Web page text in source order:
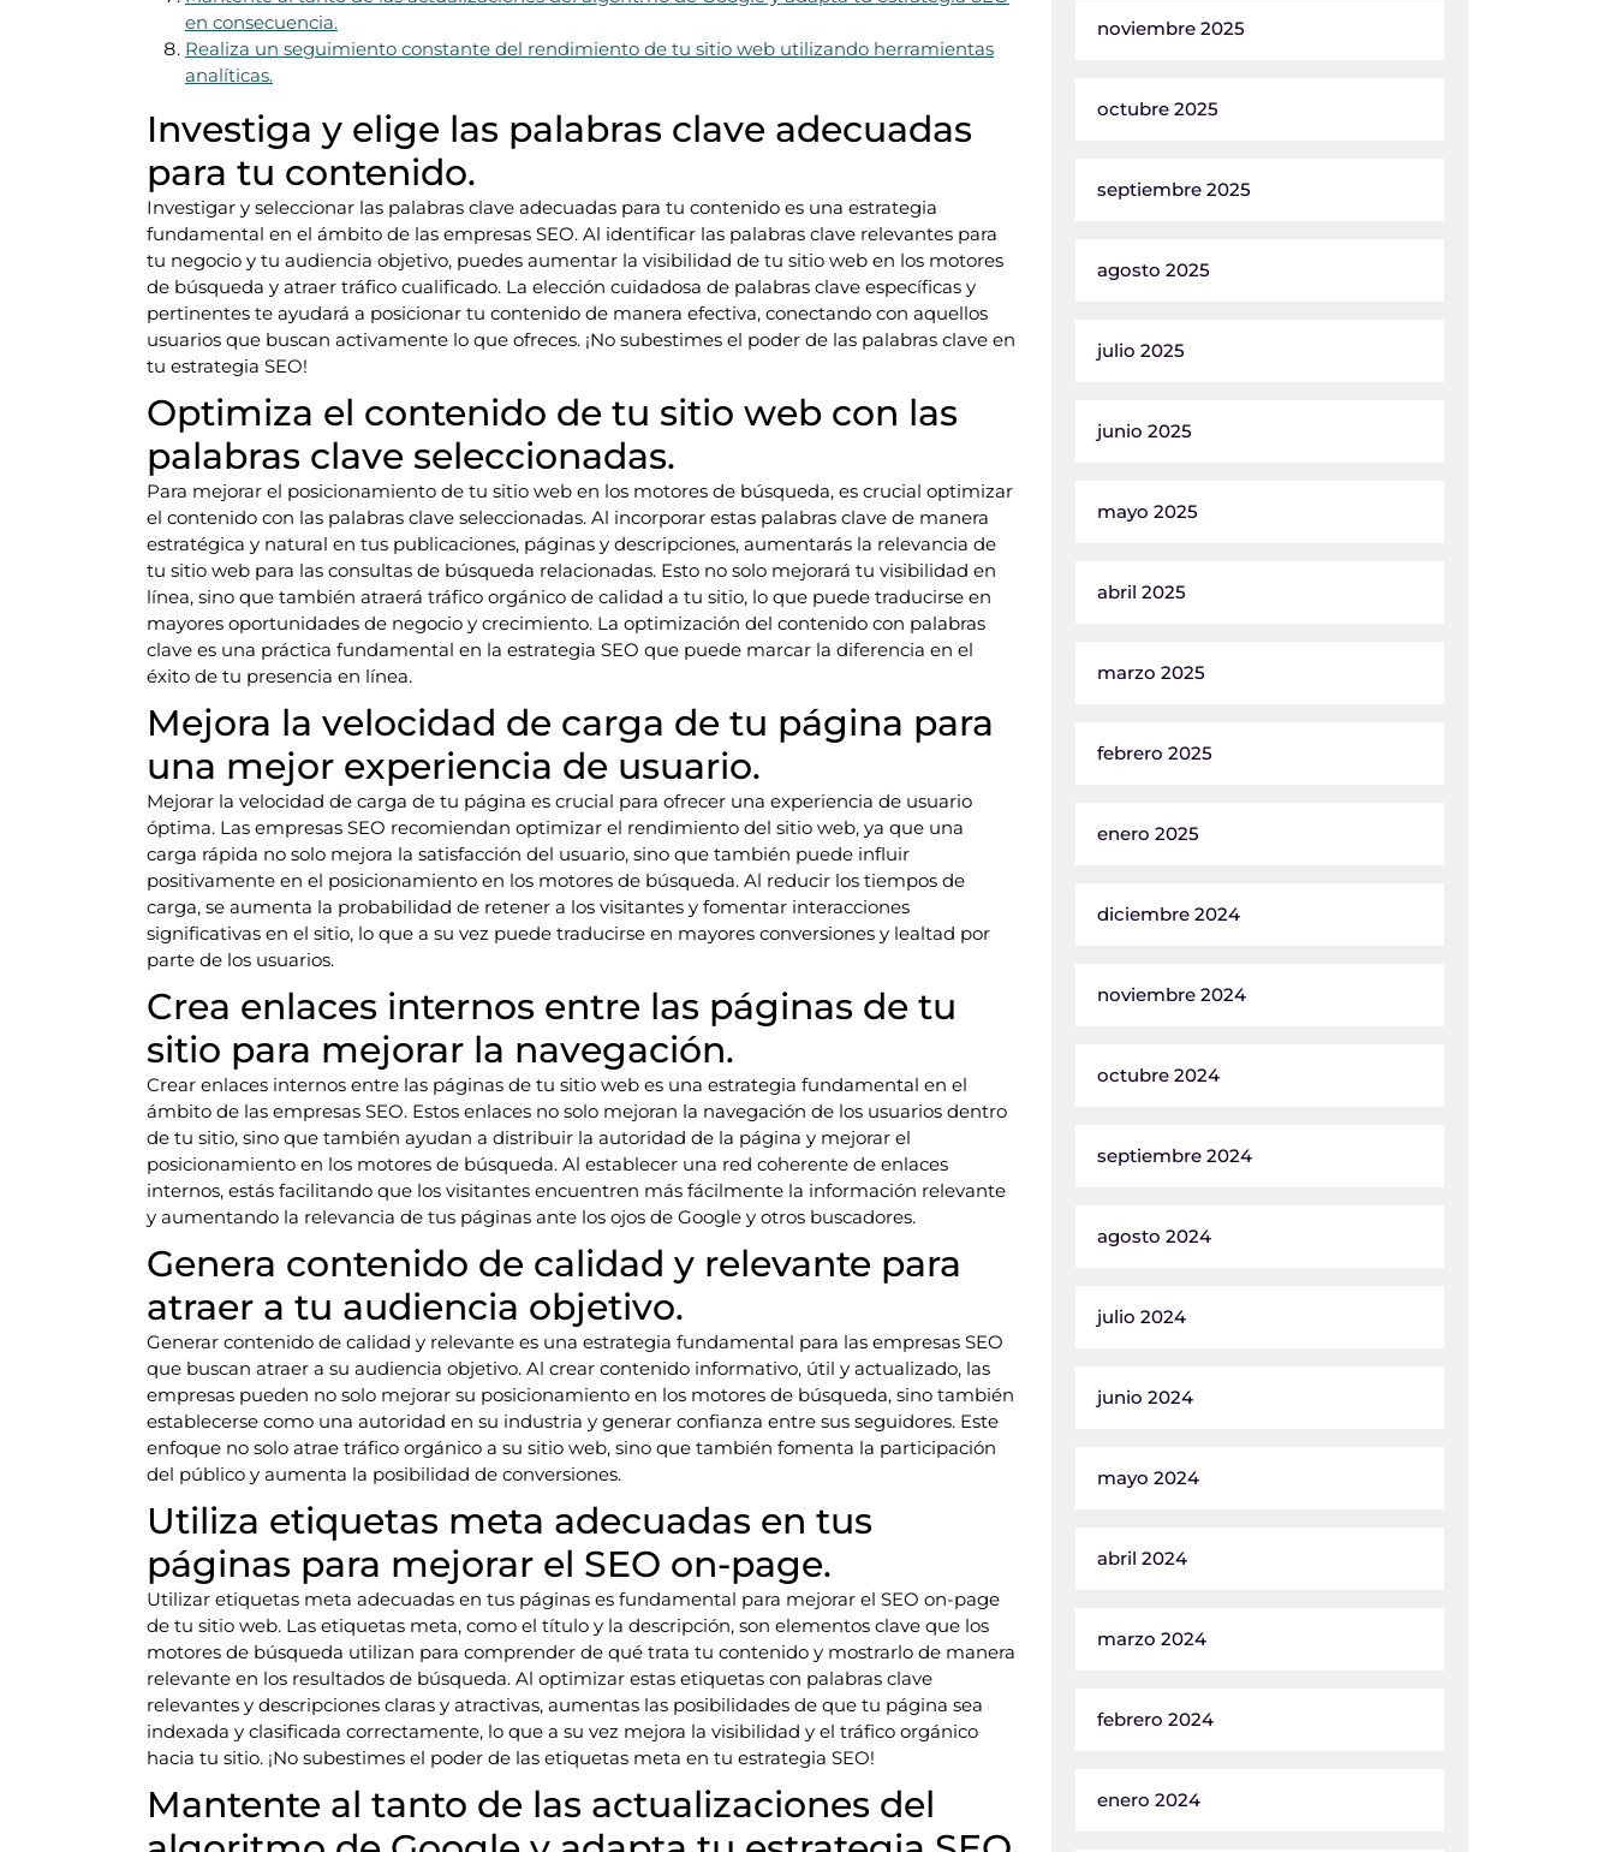
en consecuencia.
Realiza un seguimiento constante del rendimiento de tu sitio web utilizando herramientas
analíticas.
Investiga y elige las palabras clave adecuadas
para tu contenido.
Investigar y seleccionar las palabras clave adecuadas para tu contenido es una estrategia
fundamental en el ámbito de las empresas SEO. Al identificar las palabras clave relevantes para
tu negocio y tu audiencia objetivo, puedes aumentar la visibilidad de tu sitio web en los motores
de búsqueda y atraer tráfico cualificado. La elección cuidadosa de palabras clave específicas y
pertinentes te ayudará a posicionar tu contenido de manera efectiva, conectando con aquellos
usuarios que buscan activamente lo que ofreces. ¡No subestimes el poder de las palabras clave en
tu estrategia SEO!
Optimiza el contenido de tu sitio web con las
palabras clave seleccionadas.
Para mejorar el posicionamiento de tu sitio web en los motores de búsqueda, es crucial optimizar
el contenido con las palabras clave seleccionadas. Al incorporar estas palabras clave de manera
estratégica y natural en tus publicaciones, páginas y descripciones, aumentarás la relevancia de
tu sitio web para las consultas de búsqueda relacionadas. Esto no solo mejorará tu visibilidad en
línea, sino que también atraerá tráfico orgánico de calidad a tu sitio, lo que puede traducirse en
mayores oportunidades de negocio y crecimiento. La optimización del contenido con palabras
clave es una práctica fundamental en la estrategia SEO que puede marcar la diferencia en el
éxito de tu presencia en línea.
Mejora la velocidad de carga de tu página para
una mejor experiencia de usuario.
Mejorar la velocidad de carga de tu página es crucial para ofrecer una experiencia de usuario
óptima. Las empresas SEO recomiendan optimizar el rendimiento del sitio web, ya que una
carga rápida no solo mejora la satisfacción del usuario, sino que también puede influir
positivamente en el posicionamiento en los motores de búsqueda. Al reducir los tiempos de
carga, se aumenta la probabilidad de retener a los visitantes y fomentar interacciones
significativas en el sitio, lo que a su vez puede traducirse en mayores conversiones y lealtad por
parte de los usuarios.
Crea enlaces internos entre las páginas de tu
sitio para mejorar la navegación.
Crear enlaces internos entre las páginas de tu sitio web es una estrategia fundamental en el
ámbito de las empresas SEO. Estos enlaces no solo mejoran la navegación de los usuarios dentro
de tu sitio, sino que también ayudan a distribuir la autoridad de la página y mejorar el
posicionamiento en los motores de búsqueda. Al establecer una red coherente de enlaces
internos, estás facilitando que los visitantes encuentren más fácilmente la información relevante
y aumentando la relevancia de tus páginas ante los ojos de Google y otros buscadores.
Genera contenido de calidad y relevante para
atraer a tu audiencia objetivo.
Generar contenido de calidad y relevante es una estrategia fundamental para las empresas SEO
que buscan atraer a su audiencia objetivo. Al crear contenido informativo, útil y actualizado, las
empresas pueden no solo mejorar su posicionamiento en los motores de búsqueda, sino también
establecerse como una autoridad en su industria y generar confianza entre sus seguidores. Este
enfoque no solo atrae tráfico orgánico a su sitio web, sino que también fomenta la participación
del público y aumenta la posibilidad de conversiones.
Utiliza etiquetas meta adecuadas en tus
páginas para mejorar el SEO on-page.
Utilizar etiquetas meta adecuadas en tus páginas es fundamental para mejorar el SEO on-page
de tu sitio web. Las etiquetas meta, como el título y la descripción, son elementos clave que los
motores de búsqueda utilizan para comprender de qué trata tu contenido y mostrarlo de manera
relevante en los resultados de búsqueda. Al optimizar estas etiquetas con palabras clave
relevantes y descripciones claras y atractivas, aumentas las posibilidades de que tu página sea
indexada y clasificada correctamente, lo que a su vez mejora la visibilidad y el tráfico orgánico
hacia tu sitio. ¡No subestimes el poder de las etiquetas meta en tu estrategia SEO!
Mantente al tanto de las actualizaciones del
noviembre 2025
octubre 2025
septiembre 2025
agosto 2025
julio 2025
junio 2025
mayo 2025
abril 2025
marzo 2025
febrero 2025
enero 2025
diciembre 2024
noviembre 2024
octubre 2024
septiembre 2024
agosto 2024
julio 2024
junio 2024
mayo 2024
abril 2024
marzo 2024
febrero 2024
enero 2024